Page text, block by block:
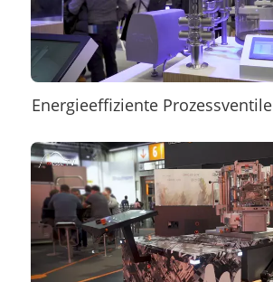
Energieeffiziente Prozessventile